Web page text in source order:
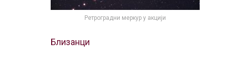
Ретроградни меркур у акцији
Близанци